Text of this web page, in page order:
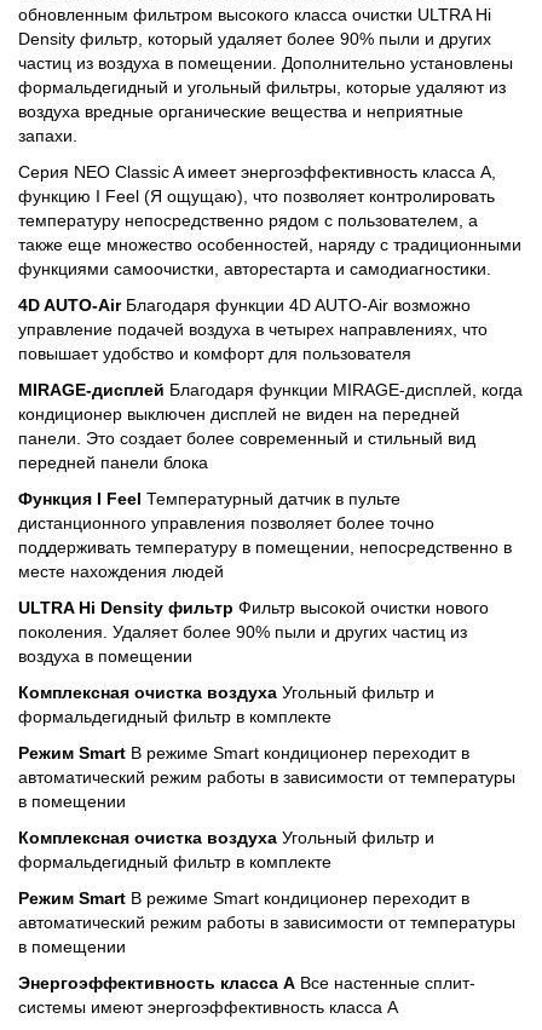
обновленным фильтром высокого класса очистки ULTRA Hi
Density фильтр, который удаляет более 90% пыли и других
частиц из воздуха в помещении. Дополнительно установлены
формальдегидный и угольный фильтры, которые удаляют из
воздуха вредные органические вещества и неприятные
запахи.
Серия NEO Classic A имеет энергоэффективность класса А,
функцию I Feel (Я ощущаю), что позволяет контролировать
температуру непосредственно рядом с пользователем, а
также еще множество особенностей, наряду с традиционными
функциями самоочистки, авторестарта и самодиагностики.
4D AUTO-Air Благодаря функции 4D AUTO-Air возможно
управление подачей воздуха в четырех направлениях, что
повышает удобство и комфорт для пользователя
MIRAGE-дисплей Благодаря функции MIRAGE-дисплей, когда
кондиционер выключен дисплей не виден на передней
панели. Это создает более современный и стильный вид
передней панели блока
Функция I Feel Температурный датчик в пульте
дистанционного управления позволяет более точно
поддерживать температуру в помещении, непосредственно в
месте нахождения людей
ULTRA Hi Density фильтр Фильтр высокой очистки нового
поколения. Удаляет более 90% пыли и других частиц из
воздуха в помещении
Комплексная очистка воздуха Угольный фильтр и
формальдегидный фильтр в комплекте
Режим Smart В режиме Smart кондиционер переходит в
автоматический режим работы в зависимости от температуры
в помещении
Комплексная очистка воздуха Угольный фильтр и
формальдегидный фильтр в комплекте
Режим Smart В режиме Smart кондиционер переходит в
автоматический режим работы в зависимости от температуры
в помещении
Энергоэффективность класса А Все настенные сплит-
системы имеют энергоэффективность класса А